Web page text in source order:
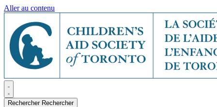
Aller au contenu
Rechercher Rechercher